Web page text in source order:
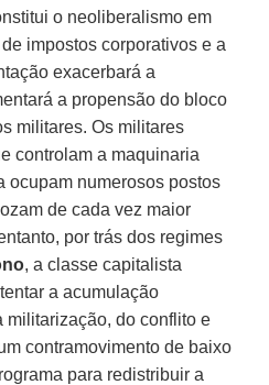
o neoliberalismo em
impostos corporativos e a
exacerbará a
a propensão do bloco
militares. Os militares
controlam a maquinaria
ocupam numerosos postos
de cada vez maior
por trás dos regimes
, a classe capitalista
a acumulação
militarização, do conflito e
contramovimento de baixo
para redistribuir a